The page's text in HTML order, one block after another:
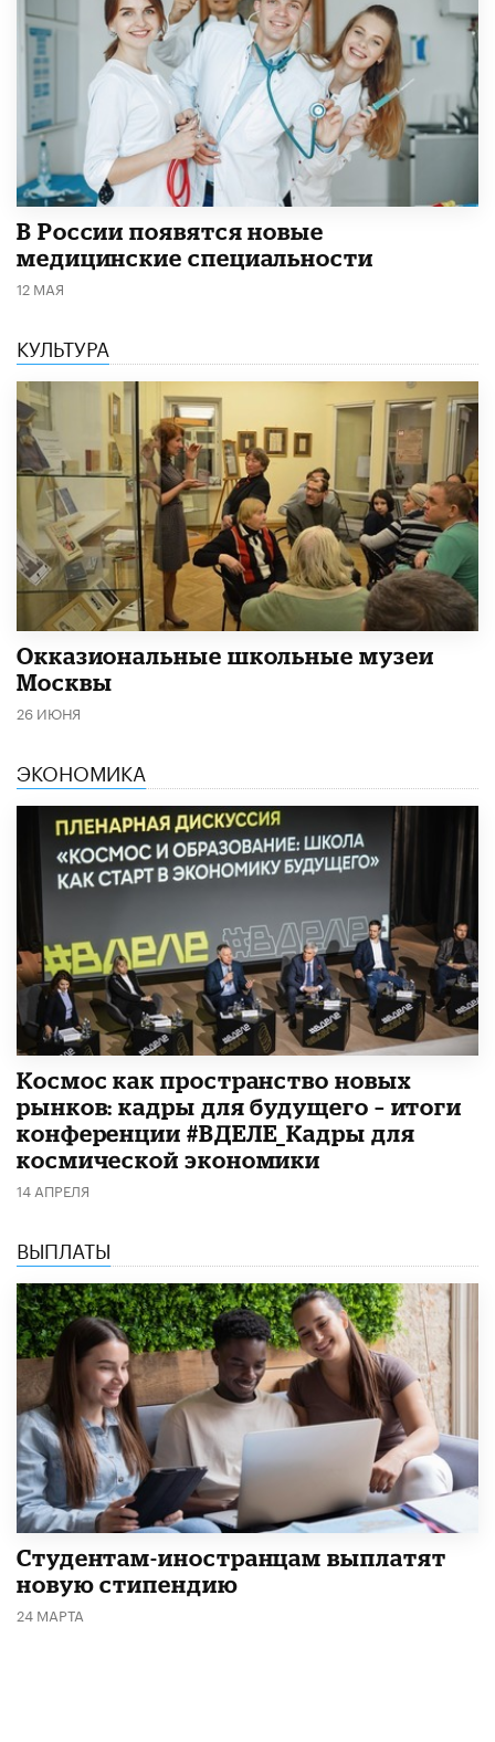
В России появятся новые
медицинские специальности
12 МАЯ
КУЛЬТУРА
​Окказиональные школьные музеи
Москвы
26 ИЮНЯ
ЭКОНОМИКА
Космос как пространство новых
рынков: кадры для будущего – итоги
конференции #ВДЕЛЕ_Кадры для
космической экономики
14 АПРЕЛЯ
ВЫПЛАТЫ
Студентам-иностранцам выплатят
новую стипендию
24 МАРТА